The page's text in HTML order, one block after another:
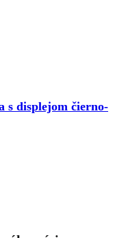
s displejom čierno-